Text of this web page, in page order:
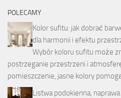
POLECAMY
Kolor sufitu: jak dobrać
dla harmonii i efektu
Wybór koloru sufitu może
postrzeganie przestrzeni i
pomieszczenie, jasne kolory
Listwa podokienna,